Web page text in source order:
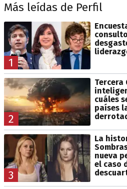
Más leídas de Perfil
1
2
Tercera
cuáles
países
3
La
nueva
el caso